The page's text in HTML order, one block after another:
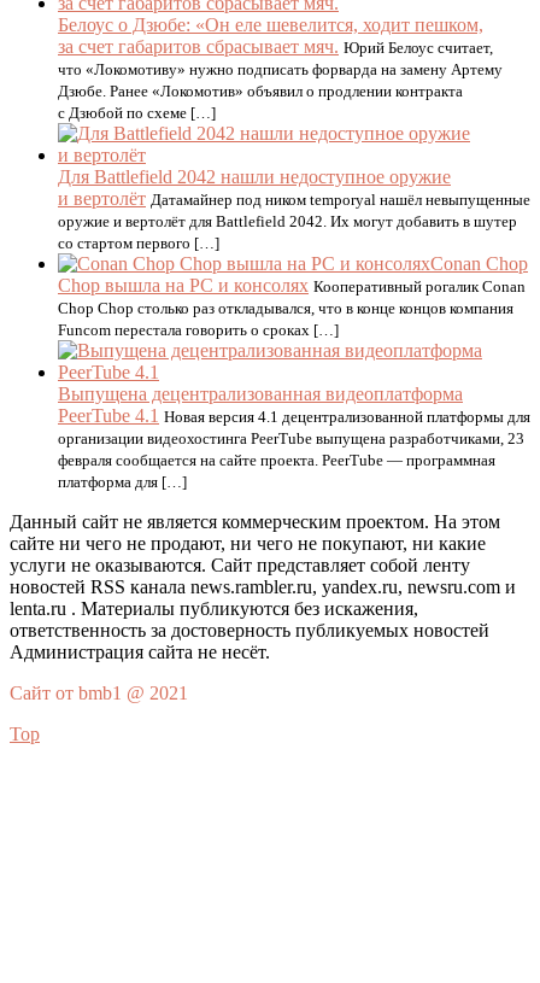
Белоус о Дзюбе: «Он еле шевелится, ходит пешком,
за счет габаритов сбрасывает мяч. Юрий Белоус считает,
что «Локомотиву» нужно подписать форварда на замену Артему
Дзюбе. Ранее «Локомотив» объявил о продлении контракта
с Дзюбой по схеме […]
Для Battlefield 2042 нашли недоступное оружие
и вертолёт Датамайнер под ником temporyal нашёл невыпущенные
оружие и вертолёт для Battlefield 2042. Их могут добавить в шутер
со стартом первого […]
Conan Chop
Chop вышла на PC и консолях Кооперативный рогалик Conan
Chop Chop столько раз откладывался, что в конце концов компания
Funcom перестала говорить о сроках […]
Выпущена децентрализованная видеоплатформа
PeerTube 4.1 Новая версия 4.1 децентрализованной платформы для
организации видеохостинга PeerTube выпущена разработчиками, 23
февраля сообщается на сайте проекта. PeerTube — программная
платформа для […]
Данный сайт не является коммерческим проектом. На этом
сайте ни чего не продают, ни чего не покупают, ни какие
услуги не оказываются. Сайт представляет собой ленту
новостей RSS канала news.rambler.ru, yandex.ru, newsru.com и
lenta.ru . Материалы публикуются без искажения,
ответственность за достоверность публикуемых новостей
Администрация сайта не несёт.
Сайт от bmb1 @ 2021
Top